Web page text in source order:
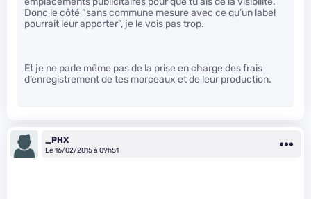
Donc le côté “sans commune mesure avec ce qu’un label
pourrait leur apporter”, je le vois pas trop.
Et je ne parle même pas de la prise en charge des frais
d’enregistrement de tes morceaux et de leur production.
_PHX
Le 16/02/2015 à 09h51